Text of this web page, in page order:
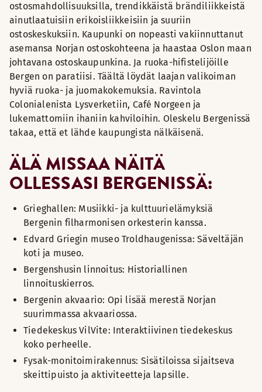
ostosmahdollisuuksilla, trendikkäistä brändiliikkeistä
ainutlaatuisiin erikoisliikkeisiin ja suuriin
ostoskeskuksiin. Kaupunki on nopeasti vakiinnuttanut
asemansa Norjan ostoskohteena ja haastaa Oslon maan
johtavana ostoskaupunkina. Ja ruoka-hifistelijöille
Bergen on paratiisi. Täältä löydät laajan valikoiman
hyviä ruoka- ja juomakokemuksia. Ravintola
Colonialenista Lysverketiin, Café Norgeen ja
lukemattomiin ihaniin kahviloihin. Oleskelu Bergenissä
takaa, että et lähde kaupungista nälkäisenä.
ÄLÄ MISSAA NÄITÄ
OLLESSASI BERGENISSÄ:
Grieghallen: Musiikki- ja kulttuurielämyksiä
Bergenin filharmonisen orkesterin kanssa.
Edvard Griegin museo Troldhaugenissa: Säveltäjän
koti ja museo.
Bergenshusin linnoitus: Historiallinen
linnoituskierros.
Bergenin akvaario: Opi lisää merestä Norjan
suurimmassa akvaariossa.
Tiedekeskus VilVite: Interaktiivinen tiedekeskus
koko perheelle.
Fysak-monitoimirakennus: Sisätiloissa sijaitseva
skeittipuisto ja aktiviteetteja lapsille.